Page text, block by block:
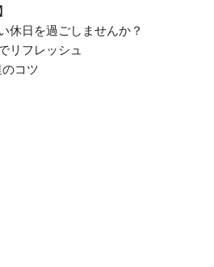
休日を過ごしませんか？
リフレッシュ
コツ